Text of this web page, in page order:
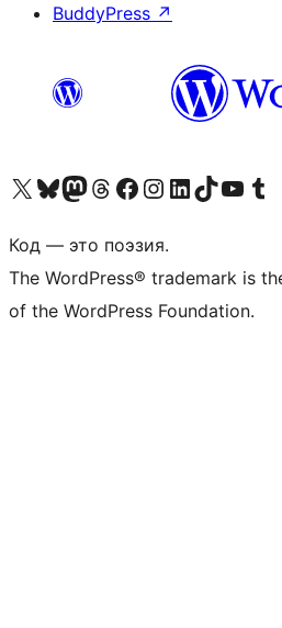
BuddyPress ↗
Посетите нас в X (ранее Twitter)
Посетите нашу учётную запись в Bluesky
Посетите нашу ленту в Mastodon
Посетите нашу учётную запись в Threads
Посетите нашу страницу на Facebook
Посетите наш Instagram
Посетите нашу страницу в LinkedIn
Посетите нашу учётную запись в TikTok
Посетите нашПосетите нашу
Код — это поэзия.
The WordPress® trademark is
of the WordPress Foundation.